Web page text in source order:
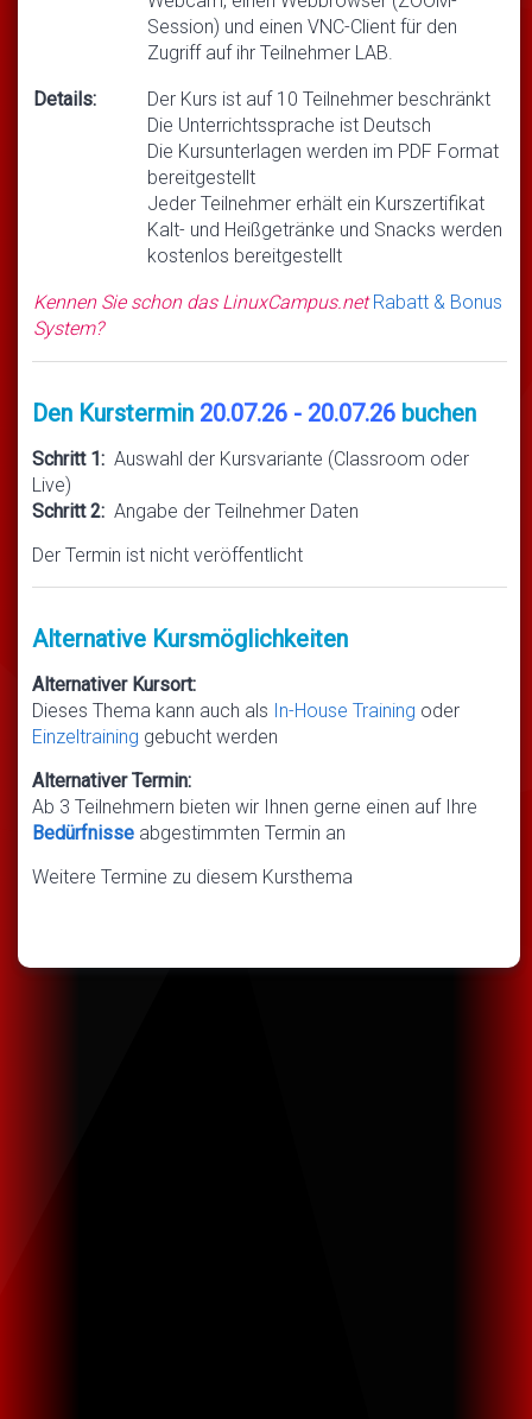
Session) und einen VNC-Client für den
Zugriff auf ihr Teilnehmer LAB.
Details:
Der Kurs ist auf 10 Teilnehmer beschränkt
Die Unterrichtssprache ist Deutsch
Die Kursunterlagen werden im PDF Format
bereitgestellt
Jeder Teilnehmer erhält ein Kurszertifikat
Kalt- und Heißgetränke und Snacks werden
kostenlos bereitgestellt
Kennen Sie schon das LinuxCampus.netRabatt & Bonus
System?
Den Kurstermin 20.07.26 - 20.07.26 buchen
Schritt 1: Auswahl der Kursvariante (Classroom oder
Live)
Schritt 2: Angabe der Teilnehmer Daten
Der Termin ist nicht veröffentlicht
Alternative Kursmöglichkeiten
Alternativer Kursort:
Dieses Thema kann auch als In-House Training oder
Einzeltraining gebucht werden
Alternativer Termin:
Ab 3 Teilnehmern bieten wir Ihnen gerne einen auf Ihre
Bedürfnisse abgestimmten Termin an
Weitere Termine zu diesem Kursthema